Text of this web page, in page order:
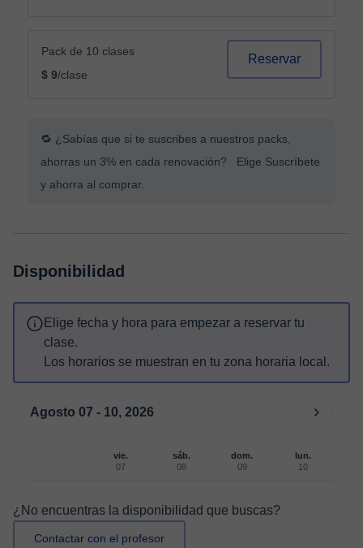
Pack de 10 clases
$ 9/clase
Reservar
🔁 ¿Sabías que si te suscribes a nuestros packs,
ahorras un 3% en cada renovación? Elige Suscríbete
y ahorra al comprar.
Disponibilidad
Elige fecha y hora para empezar a reservar tu
clase.
Los horarios se muestran en tu zona horaria local.
Agosto 07 - 10, 2026
vie.
07
sáb.
08
dom.
09
lun.
10
¿No encuentras la disponibilidad que buscas?
Contactar con el profesor